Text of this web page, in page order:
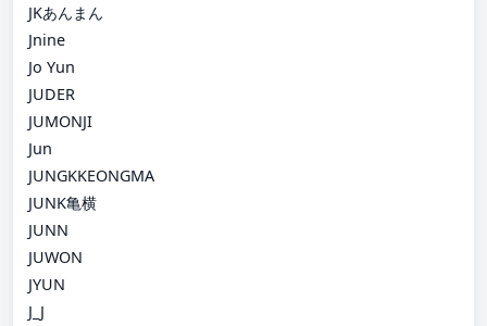
JKあんまん
Jnine
Jo Yun
JUDER
JUMONJI
Jun
JUNGKKEONGMA
JUNK亀横
JUNN
JUWON
JYUN
J_J